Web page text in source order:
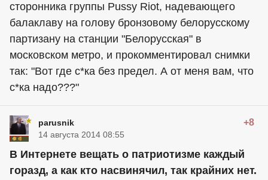
сторонника группы Pussy Riot, надевающего
балаклаву на голову бронзовому белорусскому
партизану на станции "Белорусская" в
московском метро, и прокомментировал снимки
так: "Вот где с*ка без предел. А от меня вам, что
с*ка надо???"
parusnik +8
14 августа 2014 08:55
В Интернете вещать о патриотизме каждый
горазд, а как кто насвинячил, так крайних нет.